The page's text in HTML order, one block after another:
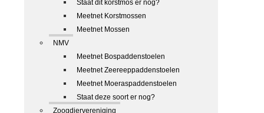
Staat dit korstmos er nog?
Meetnet Korstmossen
Meetnet Mossen
NMV
Meetnet Bospaddenstoelen
Meetnet Zeereeppaddenstoelen
Meetnet Moeraspaddenstoelen
Staat deze soort er nog?
Zoogdiervereniging